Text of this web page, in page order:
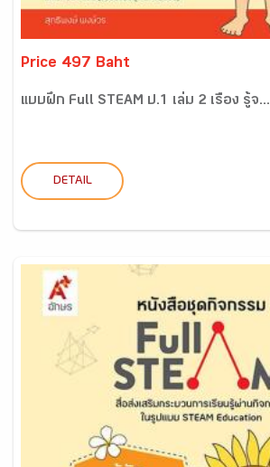
Price 497 Baht
แบบฝึก Full STEAM ป.1 เล่ม 2 เรื่อง รู้จ...
DETAIL